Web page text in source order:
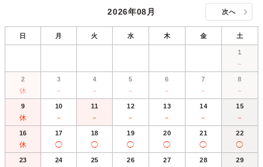
2026年08月 次へ
日 月 火 水 木 金 土
1
－
2
休
3
－
4
－
5
－
6
－
7
－
8
－
9
休
10
－
11
－
12
－
13
－
14
－
15
－
16
休
17
◯
18
◯
19
◯
20
◯
21
◯
22
◯
23 24 25 26 27 28 29